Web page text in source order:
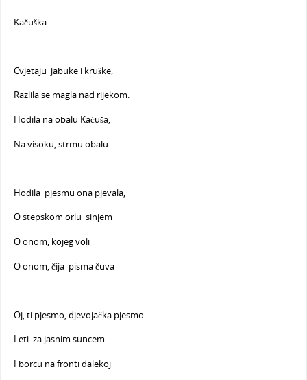
Kačuška
Cvjetaju jabuke i kruške,
Razlila se magla nad rijekom.
Hodila na obalu Kaćuša,
Na visoku, strmu obalu.
Hodila pjesmu ona pjevala,
O stepskom orlu sinjem
O onom, kojeg voli
O onom, čija pisma čuva
Oj, ti pjesmo, djevojačka pjesmo
Leti za jasnim suncem
I borcu na fronti dalekoj